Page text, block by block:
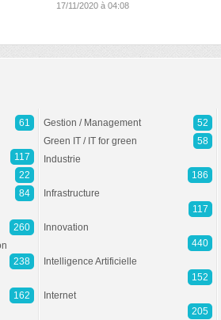
17/11/2020 à 04:08
61
117
22
84
260
238
162
Gestion / Management
52
Green IT / IT for green
58
Industrie
186
Infrastructure
117
Innovation
440
Intelligence Artificielle
152
Internet
205